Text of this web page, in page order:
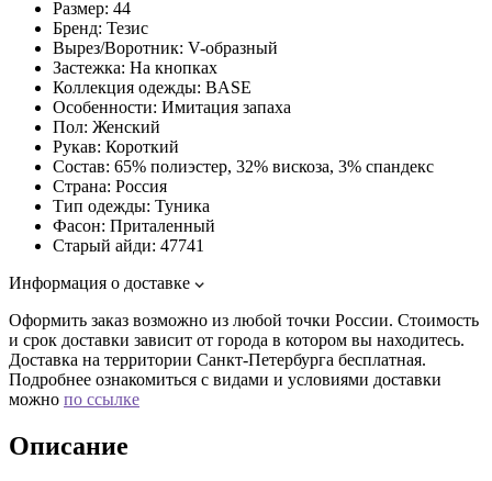
Размер: 44
Бренд: Тезис
Вырез/Воротник: V-образный
Застежка: На кнопках
Коллекция одежды: BASE
Особенности: Имитация запаха
Пол: Женский
Рукав: Короткий
Состав: 65% полиэстер, 32% вискоза, 3% спандекс
Страна: Россия
Тип одежды: Туника
Фасон: Приталенный
Старый айди: 47741
Информация о доставке
Оформить заказ возможно из любой точки России. Стоимость
и срок доставки зависит от города в котором вы находитесь.
Доставка на территории Санкт-Петербурга бесплатная.
Подробнее ознакомиться с видами и условиями доставки
можно по ссылке
Описание